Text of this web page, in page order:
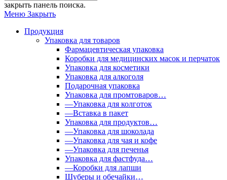
закрыть панель поиска.
Меню Закрыть
Продукция
Упаковка для товаров
Фармацевтическая упаковка
Коробки для медицинских масок и перчаток
Упаковка для косметики
Упаковка для алкоголя
Подарочная упаковка
Упаковка для промтоваров…
—Упаковка для колготок
—Вставка в пакет
Упаковка для продуктов…
—Упаковка для шоколада
—Упаковка для чая и кофе
—Упаковка для печенья
Упаковка для фастфуда…
—Коробки для лапши
Шуберы и обечайки…